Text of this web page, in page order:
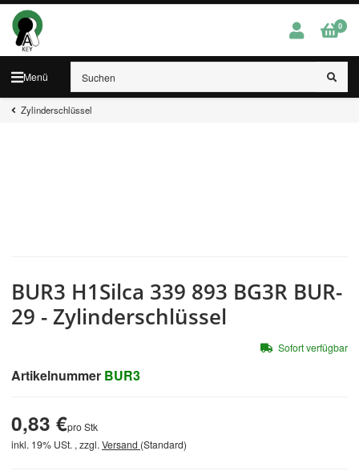
Menü
0
Zylinderschlüssel
BUR3 H1Silca 339 893 BG3R BUR-
29 - Zylinderschlüssel
Artikelnummer BUR3
0,83 €pro Stk
inkl. 19% USt. , zzgl. Versand (Standard)
Sofort verfügbar